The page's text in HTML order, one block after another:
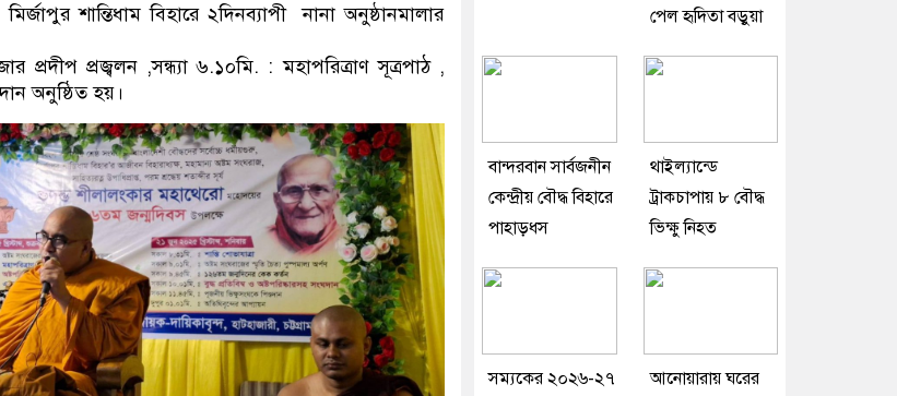
শান্তিধাম বিহারে ২দিনব্যাপী নানা অনুষ্ঠানমালার
প্রদীপ প্রজ্বলন ,সন্ধ্যা ৬.১০মি. : মহাপরিত্রাণ সূত্রপাঠ ,
অনুষ্ঠিত হয়।
পেল হৃদিতা বড়ুয়া
বান্দরবান সার্বজনীন
কেন্দ্রীয় বৌদ্ধ বিহারে
পাহাড়ধস
থাইল্যান্ডে
ট্রাকচাপায় ৮ বৌদ্ধ
ভিক্ষু নিহত
সম্যকের ২০২৬-২৭
আনোয়ারায় ঘরের